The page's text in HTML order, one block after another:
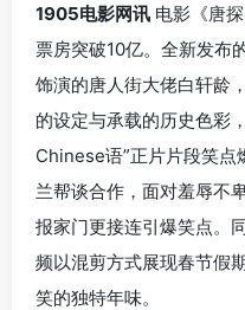
1905电影网讯 电影《唐
票房突破10亿。全新发布
饰演的唐人街大佬白轩龄
的设定与承载的历史色彩
Chinese语”正片片段笑点
兰帮谈合作，面对羞辱不
报家门更接连引爆笑点。
频以混剪方式展现春节假
笑的独特年味。